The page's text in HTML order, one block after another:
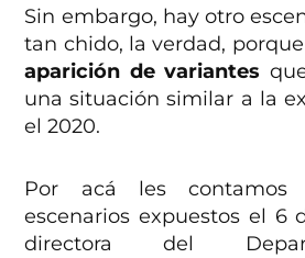
Sin embargo, hay otro
tan chido, la verdad,
aparición de variantes
una situación similar a la
el 2020.
Por acá les
escenarios expuestos el 6
directora del